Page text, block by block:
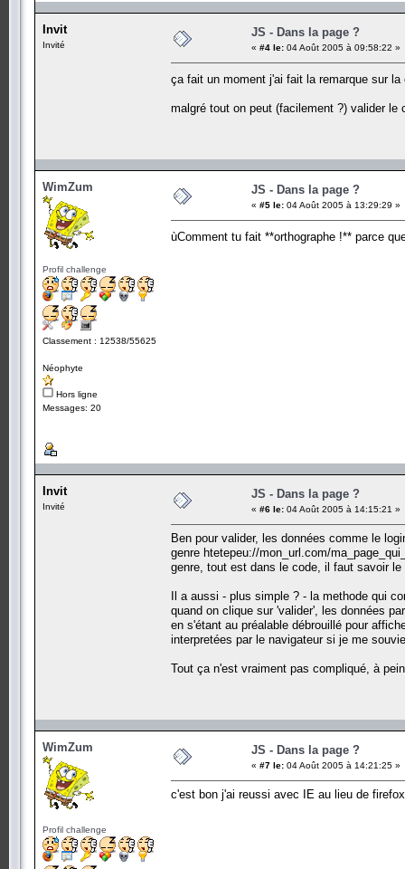
Invit
Invité
JS - Dans la page ?
« #4 le: 04 Août 2005 à 09:58:22 »
ça fait un moment j'ai fait la remarque sur
malgré tout on peut (facilement ?) valider
WimZum
Profil challenge
Classement : 12538/55625
Néophyte
Hors ligne
Messages: 20
JS - Dans la page ?
« #5 le: 04 Août 2005 à 13:29:29 »
ùComment tu fait **orthographe !** parce
Invit
Invité
JS - Dans la page ?
« #6 le: 04 Août 2005 à 14:15:21 »
Ben pour valider, les données comme le
genre htetepeu://mon_url.com/
genre, tout est dans le code, il faut savoir
Il a aussi - plus simple ? - la methode qui
quand on clique sur 'valider', les données
en s'étant au préalable débrouillé pour
interpretées par le navigateur si je me
Tout ça n'est vraiment pas compliqué, à
WimZum
Profil challenge
JS - Dans la page ?
« #7 le: 04 Août 2005 à 14:21:25 »
c'est bon j'ai reussi avec IE au lieu de firefox